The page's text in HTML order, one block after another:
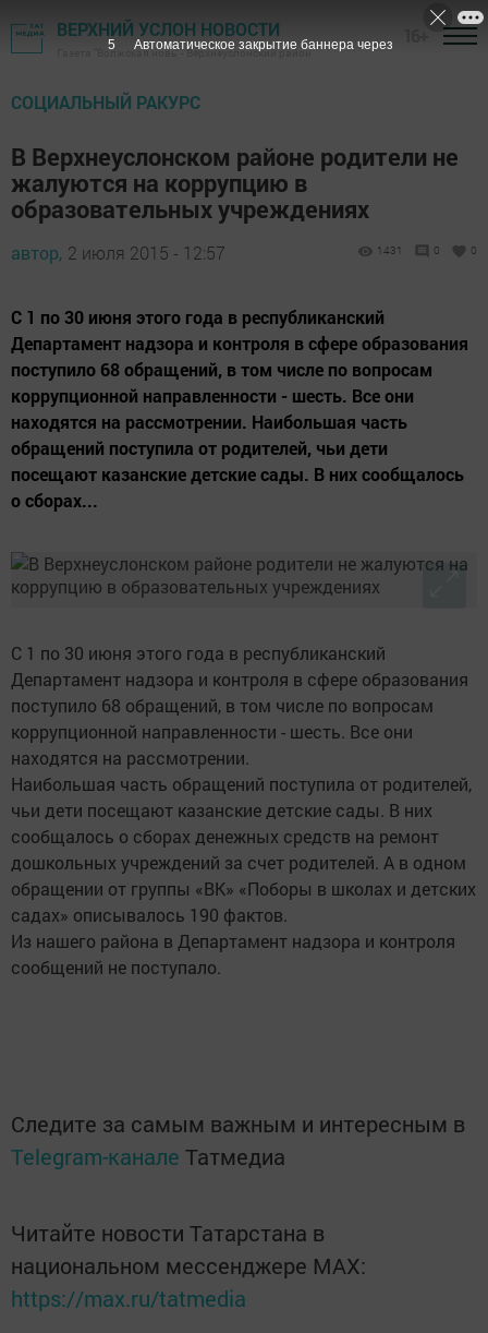
ВЕРХНИЙ УСЛОН НОВОСТИ
Газета "Волжская новь" - Верхнеуслонский район
СОЦИАЛЬНЫЙ РАКУРС
В Верхнеуслонском районе родители не
жалуются на коррупцию в
образовательных учреждениях
автор, 2 июля 2015 - 12:57 1431 0 0
С 1 по 30 июня этого года в республиканский
Департамент надзора и контроля в сфере образования
поступило 68 обращений, в том числе по вопросам
коррупционной направленности - шесть. Все они
находятся на рассмотрении. Наибольшая часть
обращений поступила от родителей, чьи дети
посещают казанские детские сады. В них сообщалось
о сборах...
С 1 по 30 июня этого года в республиканский
Департамент надзора и контроля в сфере образования
поступило 68 обращений, в том числе по вопросам
коррупционной направленности - шесть. Все они
находятся на рассмотрении.
Наибольшая часть обращений поступила от родителей,
чьи дети посещают казанские детские сады. В них
сообщалось о сборах денежных средств на ремонт
дошкольных учреждений за счет родителей. А в одном
обращении от группы «ВК» «Поборы в школах и детских
садах» описывалось 190 фактов.
Из нашего района в Департамент надзора и контроля
сообщений не поступало.
Следите за самым важным и интересным в
Telegram-канале Татмедиа
Читайте новости Татарстана в
национальном мессенджере MАХ:
https://max.ru/tatmedia
4 Автоматическое закрытие баннера через